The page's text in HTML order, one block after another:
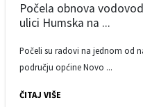
Počela obnova
ulici Humska na ...
Počeli su radovi na jednom od
području općine Novo ...
ČITAJ VIŠE